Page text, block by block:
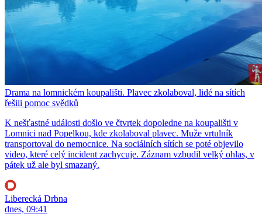
Drama na lomnickém koupališti. Plavec zkolaboval, lidé na sítích
řešili pomoc svědků
K nešťastné události došlo ve čtvrtek dopoledne na koupališti v
Lomnici nad Popelkou, kde zkolaboval plavec. Muže vrtulník
transportoval do nemocnice. Na sociálních sítích se poté objevilo
video, které celý incident zachycuje. Záznam vzbudil velký ohlas, v
pátek už ale byl smazaný.
Liberecká Drbna
dnes, 09:41